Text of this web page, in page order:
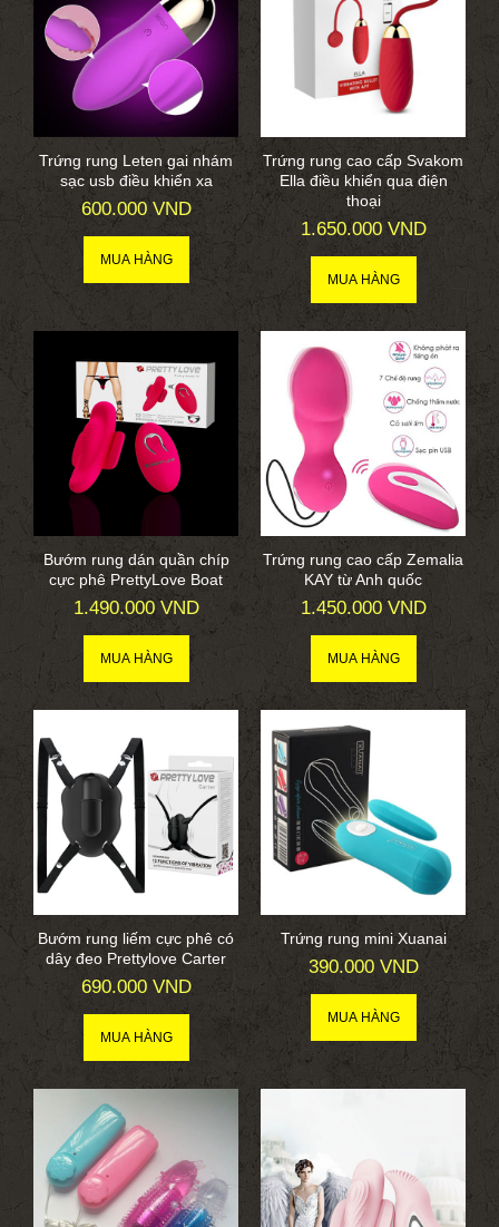
Trứng rung Leten gai nhám
sạc usb điều khiển xa
600.000 VND
Trứng rung cao cấp Svakom
Ella điều khiển qua điện
thoại
1.650.000 VND
Bướm rung dán quần chíp
cực phê PrettyLove Boat
1.490.000 VND
Trứng rung cao cấp Zemalia
KAY từ Anh quốc
1.450.000 VND
Bướm rung liếm cực phê có
dây đeo Prettylove Carter
690.000 VND
Trứng rung mini Xuanai
390.000 VND